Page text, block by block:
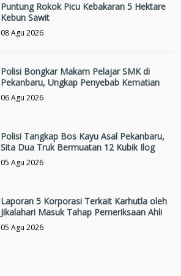
Puntung Rokok Picu Kebakaran 5 Hektare
Kebun Sawit
08 Agu 2026
Polisi Bongkar Makam Pelajar SMK di
Pekanbaru, Ungkap Penyebab Kematian
06 Agu 2026
Polisi Tangkap Bos Kayu Asal Pekanbaru,
Sita Dua Truk Bermuatan 12 Kubik Ilog
05 Agu 2026
Laporan 5 Korporasi Terkait Karhutla oleh
Jikalahari Masuk Tahap Pemeriksaan Ahli
05 Agu 2026